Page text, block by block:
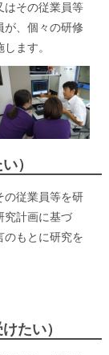
はその従業員等
が、個々の研修
ます。
）
の従業員等を研
究計画に基づ
のもとに研究を
たい）